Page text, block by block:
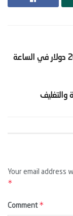
Your email address
*
Comment *